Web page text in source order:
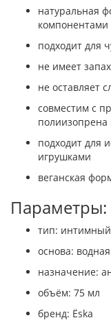
натуральная
компонентами
подходит для
не имеет
не оставляет
совместим с
полиизопрена
подходит для
игрушками
веганская
Параметры:
тип:
основа: водная
назначение:
объём: 75 мл
бренд: Ёska